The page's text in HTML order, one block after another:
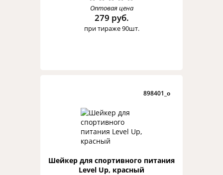
Оптовая цена
279 руб.
при тираже 90шт.
898401_o
Шейкер для спортивного питания
Level Up, красный